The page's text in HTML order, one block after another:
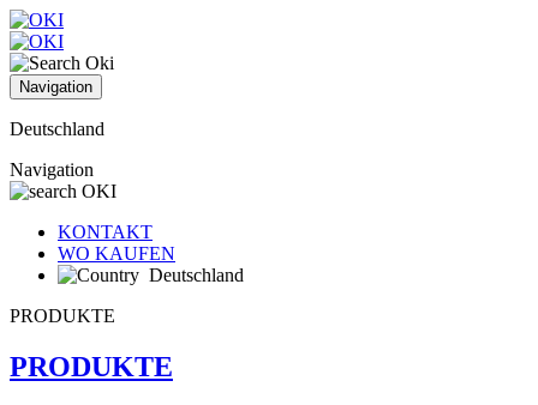
Navigation
Deutschland
Navigation
KONTAKT
WO KAUFEN
Deutschland
PRODUKTE
PRODUKTE